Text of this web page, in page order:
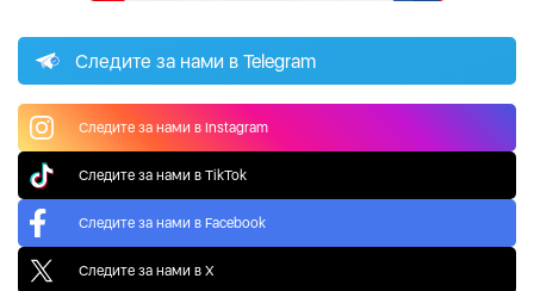
Следите за нами в Telegram
Следите за нами в Instagram
Следите за нами в TikTok
Следите за нами в Facebook
Следите за нами в X